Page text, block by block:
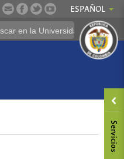
ESPAÑOL